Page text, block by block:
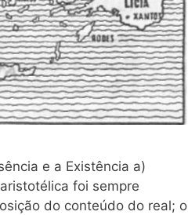
e a Existência a)
foi sempre
do conteúdo do real; o